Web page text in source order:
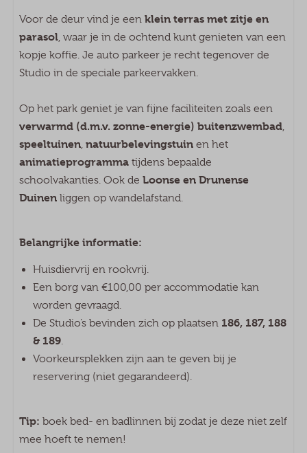
Tafeltennis
Wasserette
Buitenzwembad
Animatie
Voor de deur vind je een klein terras met zitje en
parasol, waar je in de ochtend kunt genieten van een
kopje koffie. Je auto parkeer je recht tegenover de
Studio in de speciale parkeervakken.
Op het park geniet je van fijne faciliteiten zoals een
verwarmd (d.m.v. zonne-energie) buitenzwembad,
speeltuinen, natuurbelevingstuin en het
animatieprogramma tijdens bepaalde
schoolvakanties. Ook de Loonse en Drunense
Duinen liggen op wandelafstand.
Belangrijke informatie:
Huisdiervrij en rookvrij.
Een borg van €100,00 per accommodatie kan
worden gevraagd.
De Studio’s bevinden zich op plaatsen 186, 187, 188
& 189.
Voorkeursplekken zijn aan te geven bij je
reservering (niet gegarandeerd).
Tip: boek bed- en badlinnen bij zodat je deze niet zelf
mee hoeft te nemen!